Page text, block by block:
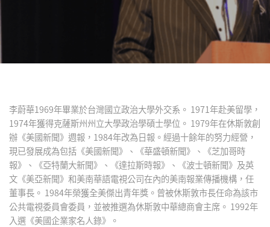
李蔚華1969年畢業於台灣國立政治大學外交系。 1971年赴美留學，
1974年獲得克薩斯州州立大學政治學碩士學位。 1979年在休斯敦創
辦《美國新聞》週報，1984年改為日報。經過十餘年的努力經營，
現已發展成為包括《美國新聞》、《華盛頓新聞》、《芝加哥時
報》、《亞特蘭大新聞》、《達拉斯時報》、《波士頓新聞》及英
文《美亞新聞》和美南華語電視公司在內的美南報業傳播機構，任
董事長。 1984年榮獲全美傑出青年獎。曾被休斯敦市長任命為該市
公共電視委員會委員，並被推選為休斯敦中華總商會主席。 1992年
入選《美國企業家名人錄》。